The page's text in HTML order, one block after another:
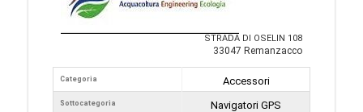
STRADA DI OSELIN 108
33047 Remanzacco
Categoria
Sottocategoria
Accessori
Navigatori GPS